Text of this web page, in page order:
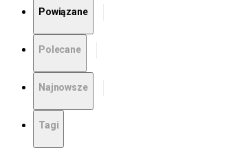
Powiązane
Polecane
Najnowsze
Tagi